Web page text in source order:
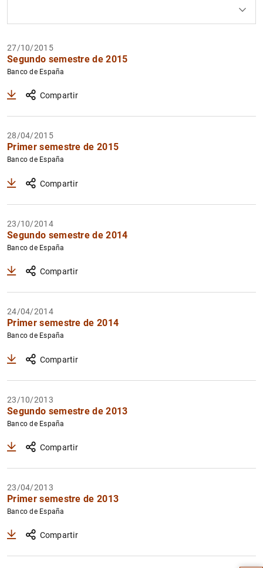
Filtrar
27/10/2015
Segundo semestre de 2015
Banco de España
Compartir
28/04/2015
Primer semestre de 2015
Banco de España
Compartir
23/10/2014
Segundo semestre de 2014
Banco de España
Compartir
24/04/2014
Primer semestre de 2014
Banco de España
Compartir
23/10/2013
Segundo semestre de 2013
Banco de España
Compartir
23/04/2013
Primer semestre de 2013
Banco de España
Compartir Sugerencias